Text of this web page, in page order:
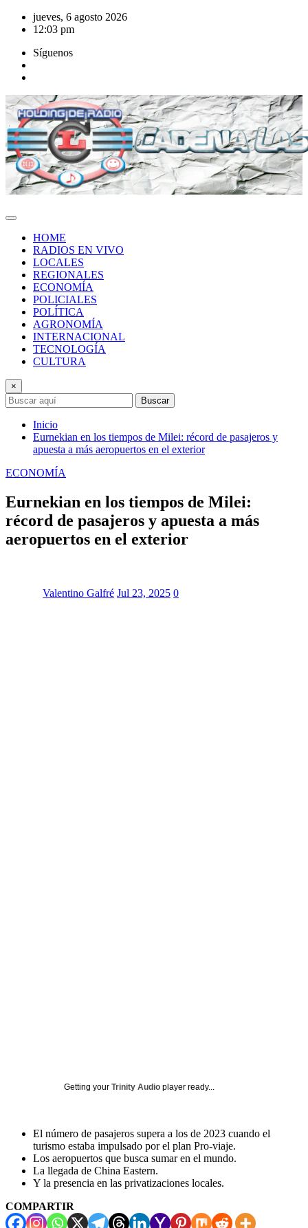
Saltar
jueves, 6 agosto 2026
12:03 pm
Síguenos
HOME
RADIOS EN VIVO
LOCALES
REGIONALES
ECONOMÍA
POLICIALES
POLÍTICA
AGRONOMÍA
INTERNACIONAL
TECNOLOGÍA
CULTURA
×
Buscar
Inicio
Eurnekian en los tiempos de Milei: récord de pasajeros y
apuesta a más aeropuertos en el exterior
ECONOMÍA
Eurnekian en los tiempos de Milei:
récord de pasajeros y apuesta a más
aeropuertos en el exterior
Valentino Galfré Jul 23, 2025 0
Getting your Trinity Audio player ready...
El número de pasajeros supera a los de 2023 cuando el
turismo estaba impulsado por el plan Pro-viaje.
Los aeropuertos que busca sumar en el mundo.
La llegada de China Eastern.
Y la presencia en las privatizaciones locales.
COMPARTIR